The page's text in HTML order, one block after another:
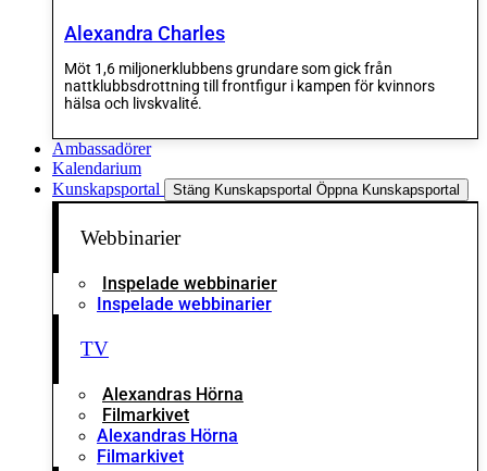
Alexandra Charles
Möt 1,6 miljonerklubbens grundare som gick från
nattklubbsdrottning till frontfigur i kampen för kvinnors
hälsa och livskvalité.
Ambassadörer
Kalendarium
Kunskapsportal
Stäng Kunskapsportal Öppna Kunskapsportal
Webbinarier
Inspelade webbinarier
Inspelade webbinarier
TV
Alexandras Hörna
Filmarkivet
Alexandras Hörna
Filmarkivet